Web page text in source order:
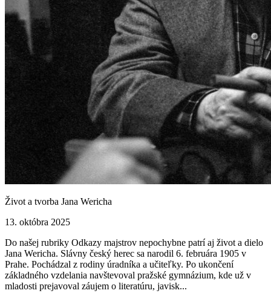
Život a tvorba Jana Wericha
13. októbra 2025
Do našej rubriky Odkazy majstrov nepochybne patrí aj život a dielo
Jana Wericha. Slávny český herec sa narodil 6. februára 1905 v
Prahe. Pochádzal z rodiny úradníka a učiteľky. Po ukončení
základného vzdelania navštevoval pražské gymnázium, kde už v
mladosti prejavoval záujem o literatúru, javisk...